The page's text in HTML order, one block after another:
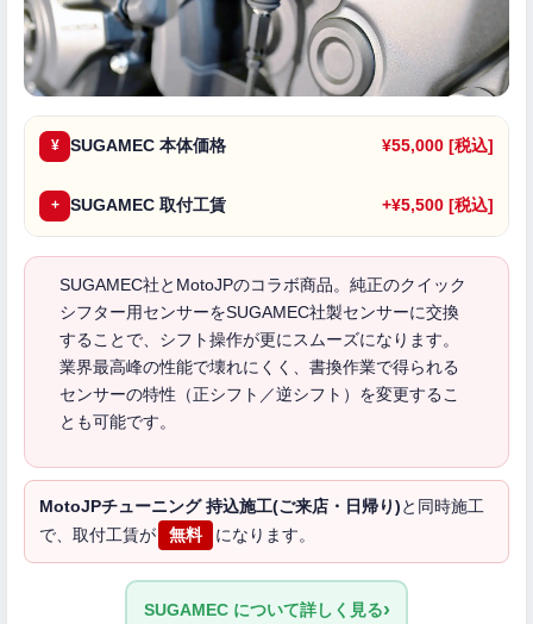
¥ SUGAMEC 本体価格 ¥55,000 [税込]
+ SUGAMEC 取付工賃 +¥5,500 [税込]
SUGAMEC社とMotoJPのコラボ商品。純正のクイック
シフター用センサーをSUGAMEC社製センサーに交換
することで、シフト操作が更にスムーズになります。
業界最高峰の性能で壊れにくく、書換作業で得られる
センサーの特性（正シフト／逆シフト）を変更するこ
とも可能です。
MotoJPチューニング 持込施工(ご来店・日帰り) と同時施工
で、取付工賃が
無料 になります。
SUGAMEC について詳しく見る›